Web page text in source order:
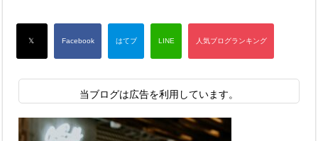
当ブログは広告を利用しています。